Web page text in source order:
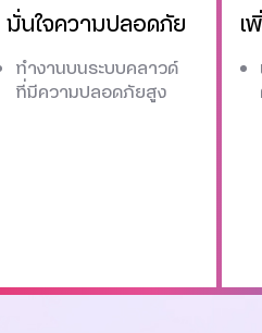
มั่นใจความปลอดภัย
ทำงานบนระบบคลาวด์
ที่มีความปลอดภัยสูง
เ